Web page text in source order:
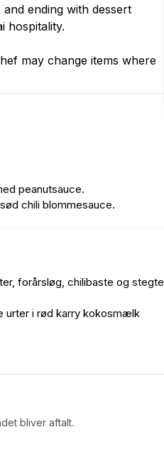
ending with dessert
hospitality.
may change items where
peanutsauce.
chili blommesauce.
forårsløg, chilibaste og stegte
urter i rød karry kokosmælk
bliver aftalt.